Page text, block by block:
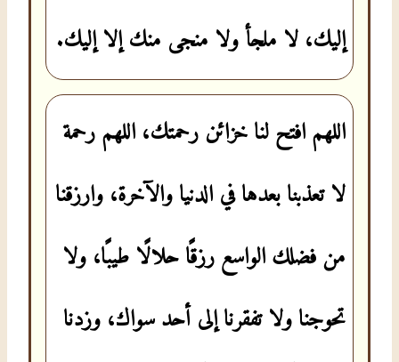
إليك، لا ملجأ ولا منجى منك إلا إليك.
اللهم افتح لنا خزائن رحمتك، اللهم رحمة
لا تعذبنا بعدها في الدنيا والآخرة، وارزقنا
من فضلك الواسع رزقًا حلالًا طيبًا، ولا
تحوجنا ولا تفقرنا إلى أحد سواك، وزدنا